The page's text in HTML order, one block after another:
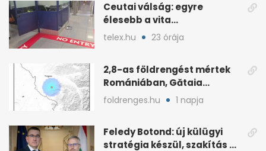
Ceutai válság: egyre
élesebb a vita
Spanyolország és
Olaszország között
telex.hu 23 órája
2,8-as földrengést mértek
Romániában, Gătaia
közelében
foldrenges.hu 1 napja
Feledy Botond: új külügyi
stratégia készül, szakítás a